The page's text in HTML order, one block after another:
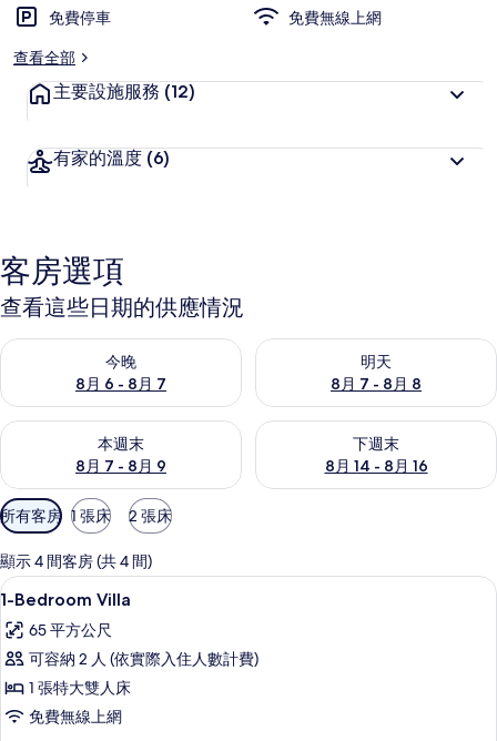
喜
免費停車
免費無線上網
查看全部
主要設施服務 (12)
有家的溫度 (6)
客房選項
查看這些日期的供應情況
今晚
8月 6 - 8月 7
查看今晚 (8月 6 - 8月 7) 的供應情況
明天
8月 7 - 8月 8
查看明天 (8月 7 - 8月 8) 的供
本週末
8月 7 - 8月 9
查看本週末 (8月 7 - 8月 9) 的供應情況
下週末
8月 14 - 8月 16
查看下週末 (8月 14 - 8月 16)
可
用
的
客
房
篩
選
條
所有客房 1 張床 2 張床
顯示 4 間客房 (共 4 間)
顯
示
1-
Bedroom
Villa
的
1-Bedroom Villa | 起居區 | 43-吋智慧
14
1-Bedroom Villa
65 平方公尺
可容納 2 人 (依實際入住人數計費)
1 張特大雙人床
免費無線上網